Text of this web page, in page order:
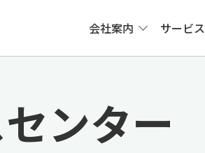
会社案内 サービス
ンター